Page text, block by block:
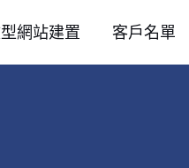
網站建置 客戶名單